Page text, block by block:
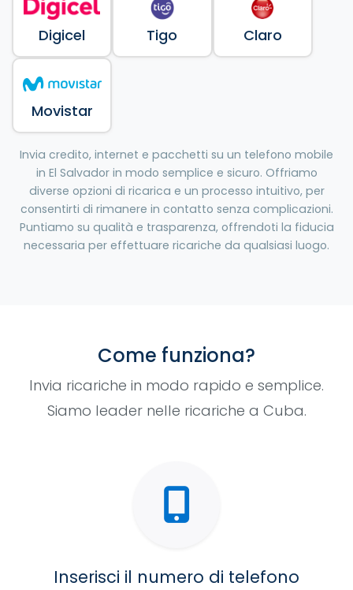
Digicel Tigo Claro
Movistar
Invia credito, internet e pacchetti su un telefono mobile
in El Salvador in modo semplice e sicuro. Offriamo
diverse opzioni di ricarica e un processo intuitivo, per
consentirti di rimanere in contatto senza complicazioni.
Puntiamo su qualità e trasparenza, offrendoti la fiducia
necessaria per effettuare ricariche da qualsiasi luogo.
Come funziona?
Invia ricariche in modo rapido e semplice.
Siamo leader nelle ricariche a Cuba.
Inserisci il numero di telefono